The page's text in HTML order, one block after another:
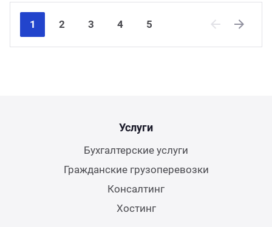
1 2 3 4
5
Услуги
Бухгалтерские услуги
Гражданские грузоперевозки
Консалтинг
Хостинг